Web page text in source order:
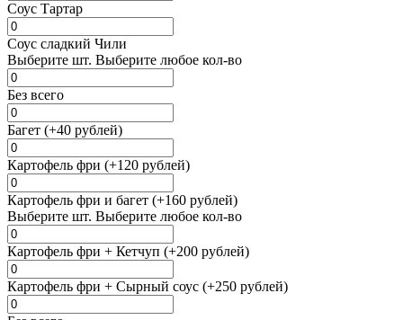
Соус Тартар
Соус сладкий Чили
Выберите шт. Выберите любое кол-во
Без всего
Багет (+40 рублей)
Картофель фри (+120 рублей)
Картофель фри и багет (+160 рублей)
Выберите шт. Выберите любое кол-во
Картофель фри + Кетчуп (+200 рублей)
Картофель фри + Сырный соус (+250 рублей)